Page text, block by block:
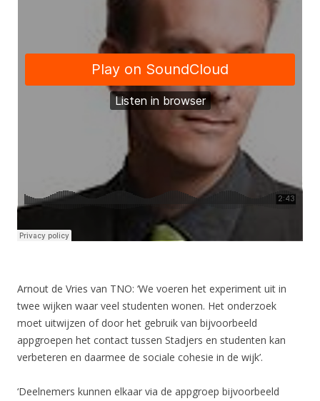
Arnout de Vries van TNO: ‘We voeren het experiment uit in
twee wijken waar veel studenten wonen. Het onderzoek
moet uitwijzen of door het gebruik van bijvoorbeeld
appgroepen het contact tussen Stadjers en studenten kan
verbeteren en daarmee de sociale cohesie in de wijk’.
‘Deelnemers kunnen elkaar via de appgroep bijvoorbeeld